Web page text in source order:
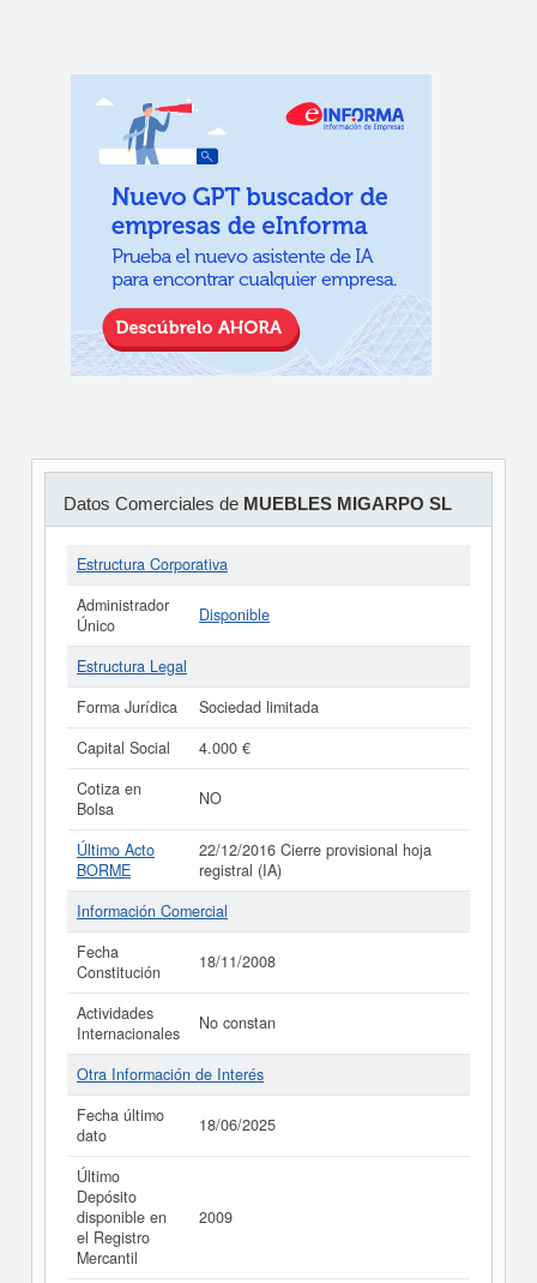
Datos Comerciales de MUEBLES MIGARPO SL
Estructura Corporativa
Administrador
Único
Disponible
Estructura Legal
Forma Jurídica
Sociedad limitada
Capital Social
4.000 €
Cotiza en
Bolsa
NO
Último Acto
BORME
22/12/2016 Cierre provisional hoja
registral (IA)
Información Comercial
Fecha
Constitución
18/11/2008
Actividades
Internacionales
No constan
Otra Información de Interés
Fecha último
dato
18/06/2025
Último
Depósito
disponible en
el Registro
Mercantil
2009